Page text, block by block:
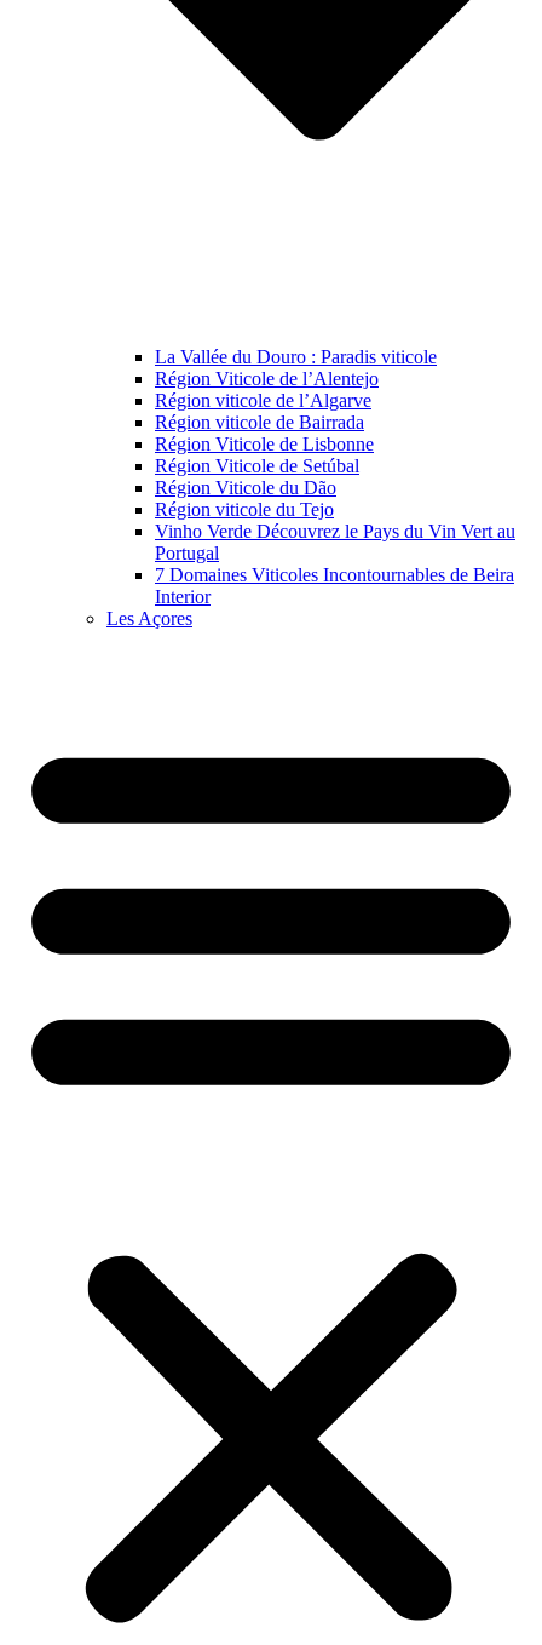
La Vallée du Douro : Paradis viticole
Région Viticole de l’Alentejo
Région viticole de l’Algarve
Région viticole de Bairrada
Région Viticole de Lisbonne
Région Viticole de Setúbal
Région Viticole du Dão
Région viticole du Tejo
Vinho Verde Découvrez le Pays du Vin Vert au
Portugal
7 Domaines Viticoles Incontournables de Beira
Interior
Les Açores